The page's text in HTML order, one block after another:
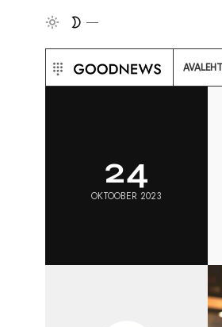
AVALEHT
24
OKTOOBER 2023